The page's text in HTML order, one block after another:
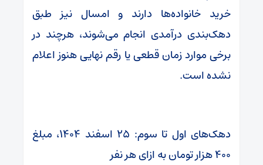
خرید خانواده‌ها دارند و امسال نیز طبق
دهک‌بندی درآمدی انجام می‌شوند، هرچند در
برخی موارد زمان قطعی یا رقم نهایی هنوز اعلام
نشده است.
دهک‌های اول تا سوم: ۲۵ اسفند ۱۴۰۴، مبلغ
۴۰۰ هزار تومان به ازای هر نفر